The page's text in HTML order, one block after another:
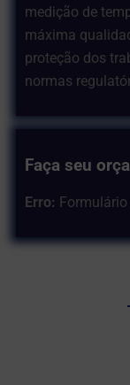
medição de
máxima
proteção dos
normas
Faça seu
Erro: